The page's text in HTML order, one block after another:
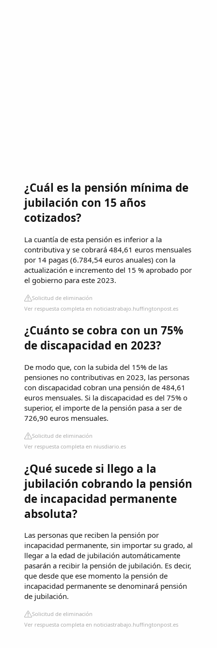
¿Cuál es la pensión mínima de
jubilación con 15 años
cotizados?
La cuantía de esta pensión es inferior a la
contributiva y se cobrará 484,61 euros mensuales
por 14 pagas (6.784,54 euros anuales) con la
actualización e incremento del 15 % aprobado por
el gobierno para este 2023.
Solicitud de eliminación
Ver respuesta completa en noticiastrabajo.huffingtonpost.es
¿Cuánto se cobra con un 75%
de discapacidad en 2023?
De modo que, con la subida del 15% de las
pensiones no contributivas en 2023, las personas
con discapacidad cobran una pensión de 484,61
euros mensuales. Si la discapacidad es del 75% o
superior, el importe de la pensión pasa a ser de
726,90 euros mensuales.
Solicitud de eliminación
Ver respuesta completa en niusdiario.es
¿Qué sucede si llego a la
jubilación cobrando la pensión
de incapacidad permanente
absoluta?
Las personas que reciben la pensión por
incapacidad permanente, sin importar su grado, al
llegar a la edad de jubilación automáticamente
pasarán a recibir la pensión de jubilación. Es decir,
que desde que ese momento la pensión de
incapacidad permanente se denominará pensión
de jubilación.
Solicitud de eliminación
Ver respuesta completa en noticiastrabajo.huffingtonpost.es